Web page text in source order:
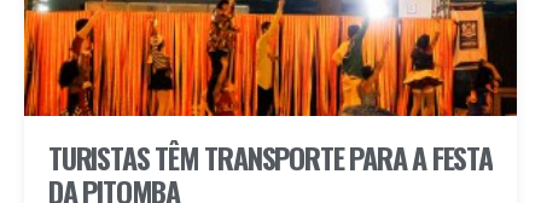
TURISTAS TÊM TRANSPORTE PARA A FESTA
DA PITOMBA